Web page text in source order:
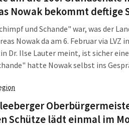
Nowak bekommt deftige
und Schande" war, was der
Nowak da am 6. Februar via LVZ
Dr. Ilse Lauter meint, ist sicher
hatte Nowak selbst ins
die Stadt nicht hat und der Freistaat
Schütze lädt einmal im